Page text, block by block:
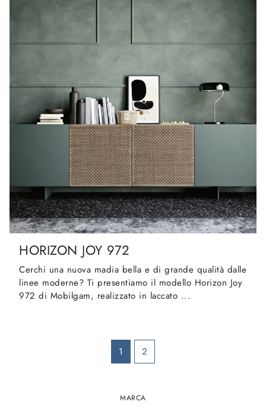
MARCA
HORIZON JOY 972
Cerchi una nuova madia bella e di grande qualità dalle
linee moderne? Ti presentiamo il modello Horizon Joy
972 di Mobilgam, realizzato in laccato ...
1 2